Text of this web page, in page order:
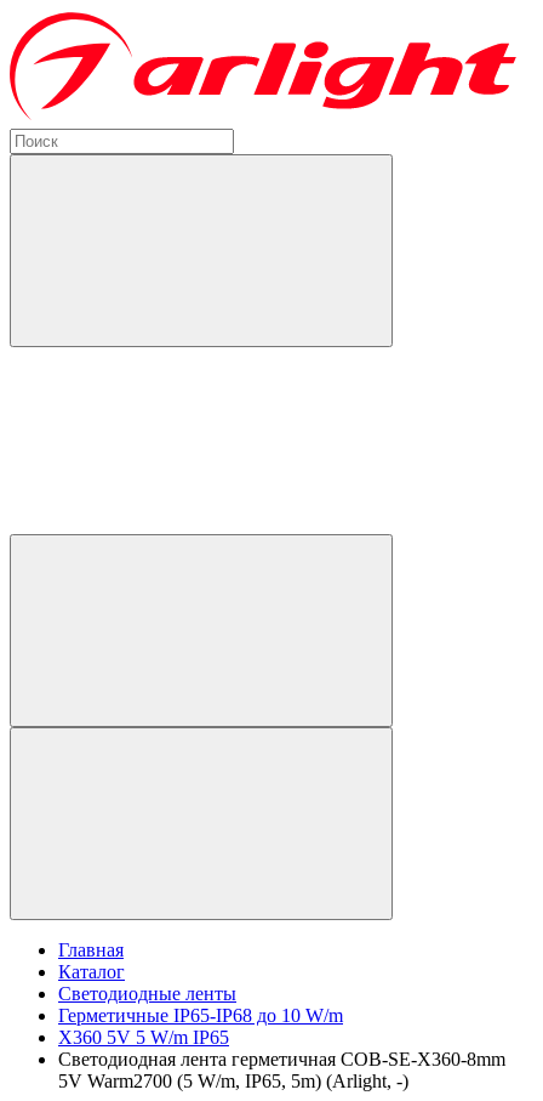
Главная
Каталог
Светодиодные ленты
Герметичные IP65-IP68 до 10 W/m
X360 5V 5 W/m IP65
Светодиодная лента герметичная COB-SE-X360-8mm
5V Warm2700 (5 W/m, IP65, 5m) (Arlight, -)